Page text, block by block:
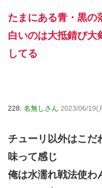
たまにある青・黒の
白いのは大抵錆び大
してる
228: 名無しさん 2023/06/19(
チューリ以外はこだ
味って感じ
俺は水濡れ戦法使わ